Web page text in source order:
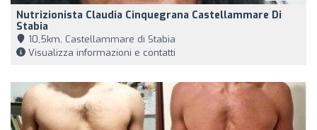
Nutrizionista Claudia Cinquegrana Castellammare Di
Stabia
10,5km, Castellammare di Stabia
Visualizza informazioni e contatti